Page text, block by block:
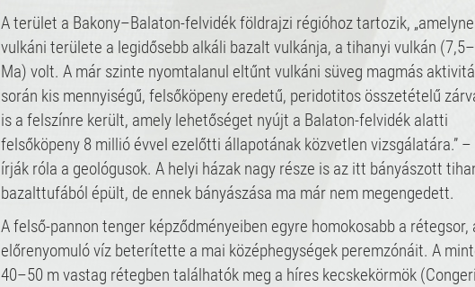
A terület a Bakony–Balaton-felvidék földrajzi régióhoz tartozik,
vulkáni területe a legidősebb alkáli bazalt vulkánja, a tihanyi vulkán
Ma) volt. A már szinte nyomtalanul eltűnt vulkáni süveg magmás
során kis mennyiségű, felsőköpeny eredetű, peridotitos összetételű
is a felszínre került, amely lehetőséget nyújt a Balaton-felvidék alatti
felsőköpeny 8 millió évvel ezelőtti állapotának közvetlen vizsgálatára.” –
írják róla a geológusok. A helyi házak nagy része is az itt bányászott
bazalttufából épült, de ennek bányászása ma már nem megengedett.
A felső-pannon tenger képződményeiben egyre homokosabb a rétegsor,
előrenyomuló víz beterítette a mai középhegységek peremzónáit. A
40–50 m vastag rétegben találhatók meg a híres kecskekörmök